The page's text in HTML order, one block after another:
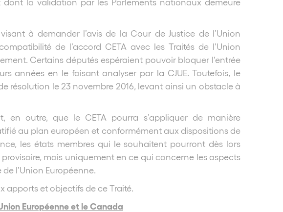
à demander l’avis de la Cour de Justice de l’Union
de l’accord CETA avec les Traités de l’Union
Certains députés espéraient pouvoir bloquer l’entrée
années en le faisant analyser par la CJUE. Toutefois, le
résolution le 23 novembre 2016, levant ainsi un obstacle à
en outre, que le CETA pourra s’appliquer de manière
au plan européen et conformément aux dispositions de
les états membres qui le souhaitent pourront dès lors
mais uniquement en ce qui concerne les aspects
l’Union Européenne.
apports et objectifs de ce Traité.
Européenne et le Canada